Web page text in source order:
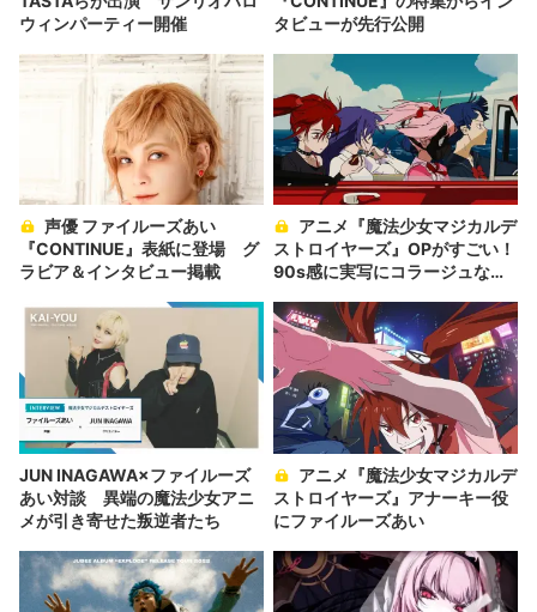
ウィンパーティー開催
タビューが先行公開
『CONTINUE』表紙に登場 グ
ラビア＆インタビュー掲載
ストロイヤーズ』OPがすごい！
90s感に実写にコラージュなん
JUN INAGAWA×ファイルーズ
あい対談 異端の魔法少女アニ
メが引き寄せた叛逆者たち
ストロイヤーズ』アナーキー役
にファイルーズあい